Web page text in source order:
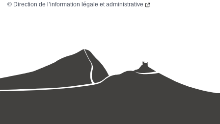
© Direction de l’information légale et administrative